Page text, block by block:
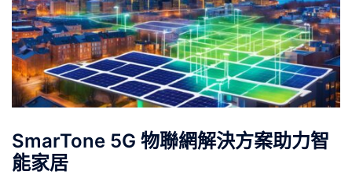
SmarTone 5G 物聯網解決方案助力智
能家居